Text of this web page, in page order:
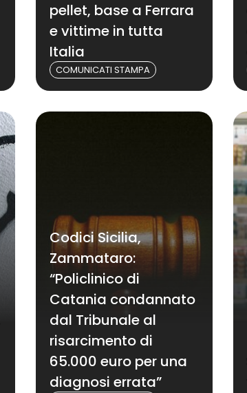
pellet, base a Ferrara
e vittime in tutta
Italia
COMUNICATI STAMPA
Codici Sicilia,
Zammataro:
“Policlinico di
Catania condannato
dal Tribunale al
risarcimento di
65.000 euro per una
diagnosi errata”